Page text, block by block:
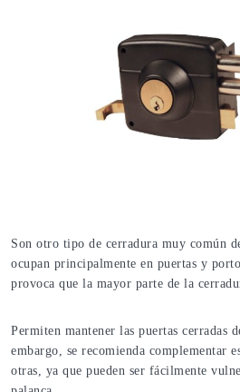
Son otro tipo de cerradura muy común
ocupan principalmente en puertas y
provoca que la mayor parte de la
Permiten mantener las puertas cerradas
embargo, se recomienda complementar
otras, ya que pueden ser fácilmente